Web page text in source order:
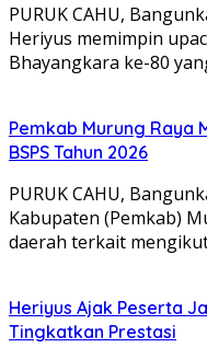
PURUK CAHU,
Heriyus memimpin
Bhayangkara ke-80
Pemkab Murung Raya
BSPS Tahun 2026
PURUK CAHU,
Kabupaten (Pemkab)
daerah terkait
Heriyus Ajak Peserta
Tingkatkan Prestasi